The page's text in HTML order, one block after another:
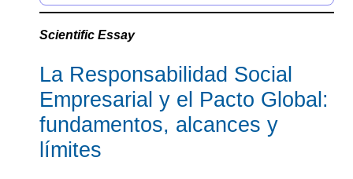
Scientific Essay
La Responsabilidad Social
Empresarial y el Pacto Global:
fundamentos, alcances y
límites